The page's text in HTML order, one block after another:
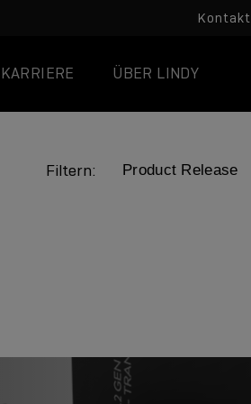
Kontakt
KARRIERE ÜBER LINDY
Filtern:
LINDY ACADEMY